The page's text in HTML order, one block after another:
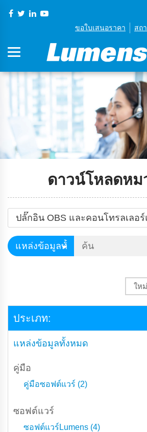
ขอใบเสนอราคา สถ
ดาวน์โหลดห
ประเภท:
แหล่งข้อมูลทั้งหมด
คู่มือ
คู่มือซอฟต์แวร์ (2)
ซอฟต์แวร์
ซอฟต์แวร์Lumens (4)